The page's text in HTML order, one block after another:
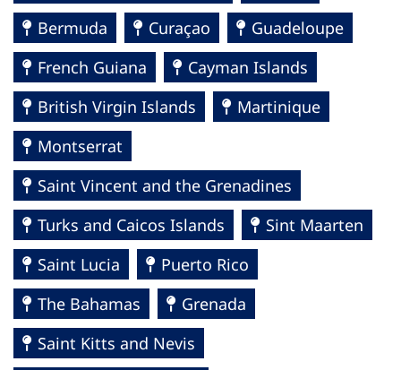
Bermuda
Curaçao
Guadeloupe
French Guiana
Cayman Islands
British Virgin Islands
Martinique
Montserrat
Saint Vincent and the Grenadines
Turks and Caicos Islands
Sint Maarten
Saint Lucia
Puerto Rico
The Bahamas
Grenada
Saint Kitts and Nevis